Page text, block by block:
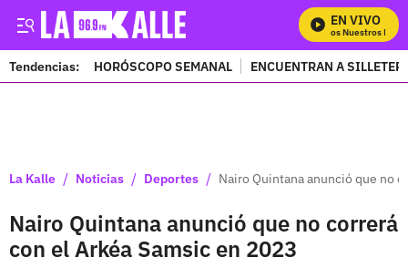
EN VIVO
Mira Todos Nuestros
Tendencias: HORÓSCOPO SEMANAL ENCUENTRAN A
La Kalle / Noticias / Deportes / Nairo Quintana anunció que no
Nairo Quintana anunció que no correrá
con el Arkéa Samsic en 2023